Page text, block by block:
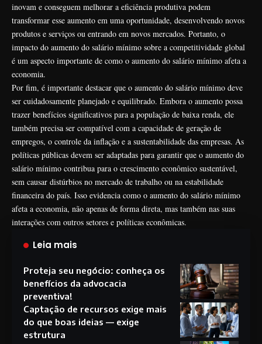
inovam e conseguem melhorar a eficiência produtiva podem
transformar esse aumento em uma oportunidade, desenvolvendo novos
produtos e serviços ou entrando em novos mercados. Portanto, o
impacto do aumento do salário mínimo sobre a competitividade global
é um aspecto importante de como o aumento do salário mínimo afeta a
economia.
Por fim, é importante destacar que o aumento do salário mínimo deve
ser cuidadosamente planejado e equilibrado. Embora o aumento possa
trazer benefícios significativos para a população de baixa renda, ele
também precisa ser compatível com a capacidade de geração de
empregos, o controle da inflação e a sustentabilidade das empresas. As
políticas públicas devem ser adaptadas para garantir que o aumento do
salário mínimo contribua para o crescimento econômico sustentável,
sem causar distúrbios no mercado de trabalho ou na estabilidade
financeira do país. Isso evidencia como o aumento do salário mínimo
afeta a economia, não apenas de forma direta, mas também nas suas
interações com outros setores e políticas econômicas.
Leia mais
Proteja seu negócio: conheça os
benefícios da advocacia
preventiva!
Captação de recursos exige mais
do que boas ideias — exige
estrutura